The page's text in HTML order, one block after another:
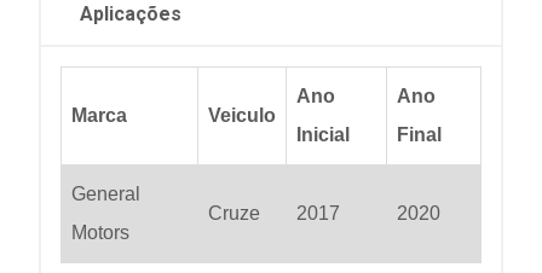
Aplicações
Marca Veiculo
Ano
Inicial
Ano
Final
General
Motors
Cruze 2017 2020